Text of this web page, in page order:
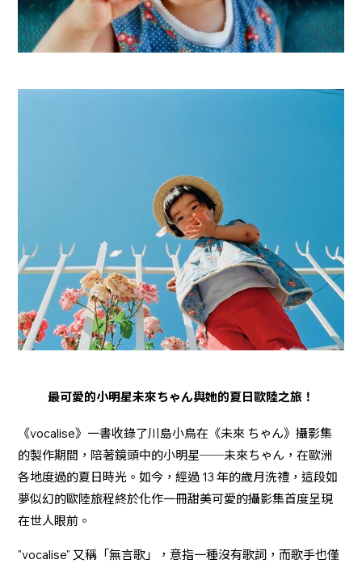
最可愛的小明星未來ちゃん與她的夏日歐陸之旅！
《vocalise》一書收錄了川島小鳥在《未來 ちゃん》攝影集
的製作期間，陪著鏡頭中的小明星──未來ちゃん，在歐洲
各地度過的夏日時光。如今，經過 13 年的歲月洗禮，這段如
夢似幻的歐陸旅程終於化作一冊甜美可愛的攝影集首度呈現
在世人眼前。
"vocalise" 又稱「無言歌」，意指一種沒有歌詞，而歌手也僅